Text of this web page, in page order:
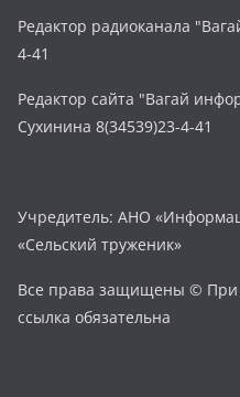
Редактор радиоканала
4-41
Редактор сайта "Вагай
Сухинина 8(34539)23-4-41
Учредитель: АНО
«Сельский труженик»
Все права защищены © При
ссылка обязательна